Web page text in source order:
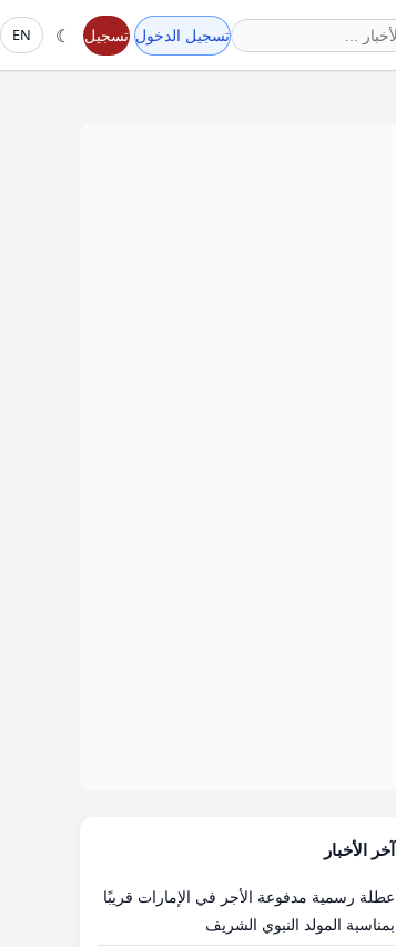
تسجيل الدخول تسجيل ☾
EN
آخر الأخبار
عطلة رسمية مدفوعة الأجر في الإمارات قريبًا
بمناسبة المولد النبوي الشريف